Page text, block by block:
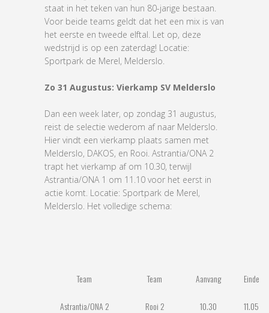
staat in het teken van hun 80-jarige bestaan.
Voor beide teams geldt dat het een mix is van
het eerste en tweede elftal. Let op, deze
wedstrijd is op een zaterdag! Locatie:
Sportpark de Merel, Melderslo.
Zo 31 Augustus: Vierkamp SV Melderslo
Dan een week later, op zondag 31 augustus,
reist de selectie wederom af naar Melderslo.
Hier vindt een vierkamp plaats samen met
Melderslo, DAKOS, en Rooi. Astrantia/ONA 2
trapt het vierkamp af om 10.30, terwijl
Astrantia/ONA 1 om 11.10 voor het eerst in
actie komt. Locatie: Sportpark de Merel,
Melderslo. Het volledige schema:
Team Team Aanvang Einde
Astrantia/ONA 2 Rooi 2 10.30
11.05